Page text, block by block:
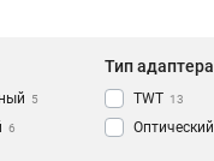
5
6
Тип адаптера
TWT 13
Оптический